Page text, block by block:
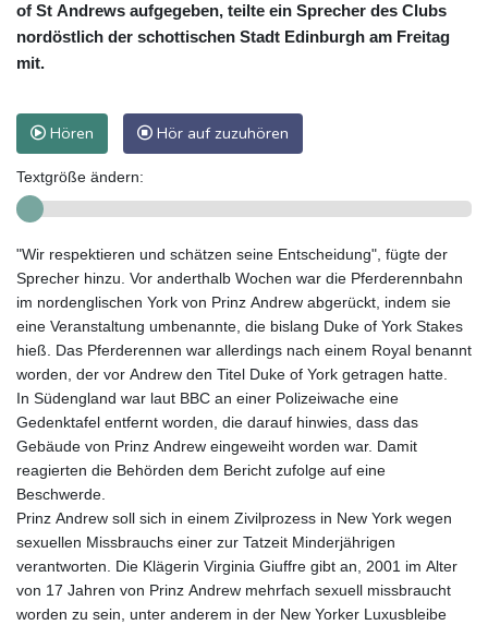
of St Andrews aufgegeben, teilte ein Sprecher des Clubs
nordöstlich der schottischen Stadt Edinburgh am Freitag
mit.
Hören Hör auf zuzuhören
Textgröße ändern:
"Wir respektieren und schätzen seine Entscheidung", fügte der
Sprecher hinzu. Vor anderthalb Wochen war die Pferderennbahn
im nordenglischen York von Prinz Andrew abgerückt, indem sie
eine Veranstaltung umbenannte, die bislang Duke of York Stakes
hieß. Das Pferderennen war allerdings nach einem Royal benannt
worden, der vor Andrew den Titel Duke of York getragen hatte.
In Südengland war laut BBC an einer Polizeiwache eine
Gedenktafel entfernt worden, die darauf hinwies, dass das
Gebäude von Prinz Andrew eingeweiht worden war. Damit
reagierten die Behörden dem Bericht zufolge auf eine
Beschwerde.
Prinz Andrew soll sich in einem Zivilprozess in New York wegen
sexuellen Missbrauchs einer zur Tatzeit Minderjährigen
verantworten. Die Klägerin Virginia Giuffre gibt an, 2001 im Alter
von 17 Jahren von Prinz Andrew mehrfach sexuell missbraucht
worden zu sein, unter anderem in der New Yorker Luxusbleibe